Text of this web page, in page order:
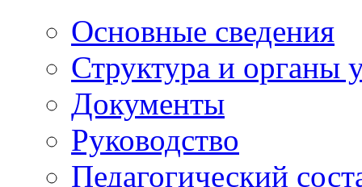
Основные сведения
Структура и органы
Документы
Руководство
Педагогический